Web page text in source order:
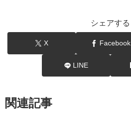
シェアする
X Facebook
LINE
関連記事